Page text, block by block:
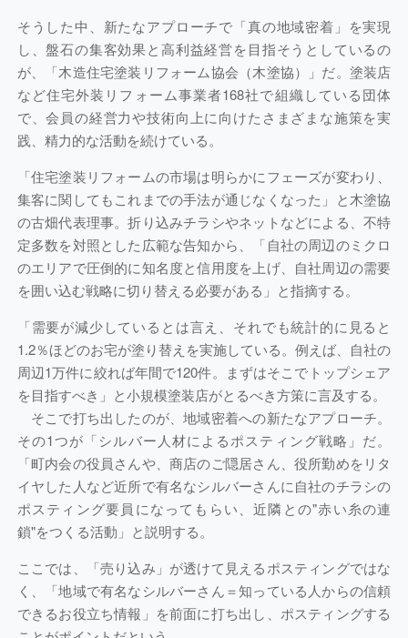
そうした中、新たなアプローチで「真の地域密着」を実現
し、盤石の集客効果と高利益経営を目指そうとしているの
が、「木造住宅塗装リフォーム協会（木塗協）」だ。塗装店
など住宅外装リフォーム事業者168社で組織している団体
で、会員の経営力や技術向上に向けたさまざまな施策を実
践、精力的な活動を続けている。
「住宅塗装リフォームの市場は明らかにフェーズが変わり、
集客に関してもこれまでの手法が通じなくなった」と木塗協
の古畑代表理事。折り込みチラシやネットなどによる、不特
定多数を対照とした広範な告知から、「自社の周辺のミクロ
のエリアで圧倒的に知名度と信用度を上げ、自社周辺の需要
を囲い込む戦略に切り替える必要がある」と指摘する。
「需要が減少しているとは言え、それでも統計的に見ると
1.2％ほどのお宅が塗り替えを実施している。例えば、自社の
周辺1万件に絞れば年間で120件。まずはそこでトップシェア
を目指すべき」と小規模塗装店がとるべき方策に言及する。
そこで打ち出したのが、地域密着への新たなアプローチ。
その1つが「シルバー人材によるポスティング戦略」だ。
「町内会の役員さんや、商店のご隠居さん、役所勤めをリタ
イヤした人など近所で有名なシルバーさんに自社のチラシの
ポスティング要員になってもらい、近隣との"赤い糸の連
鎖"をつくる活動」と説明する。
ここでは、「売り込み」が透けて見えるポスティングではな
く、「地域で有名なシルバーさん＝知っている人からの信頼
できるお役立ち情報」を前面に打ち出し、ポスティングする